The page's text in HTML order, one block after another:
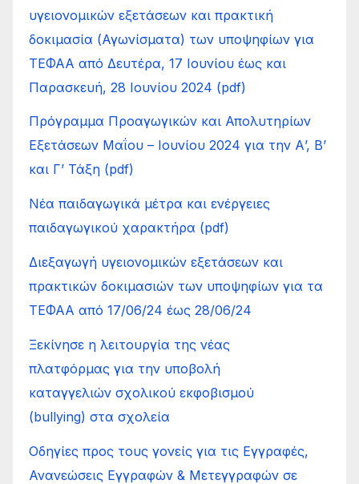
υγειονομικών εξετάσεων και πρακτική
δοκιμασία (Αγωνίσματα) των υποψηφίων για
ΤΕΦΑΑ από Δευτέρα, 17 Ιουνίου έως και
Παρασκευή, 28 Ιουνίου 2024 (pdf)
Πρόγραμμα Προαγωγικών και Απολυτηρίων
Εξετάσεων Μαΐου – Ιουνίου 2024 για την Α’, Β’
και Γ’ Τάξη (pdf)
Νέα παιδαγωγικά μέτρα και ενέργειες
παιδαγωγικού χαρακτήρα (pdf)
Διεξαγωγή υγειονομικών εξετάσεων και
πρακτικών δοκιμασιών των υποψηφίων για τα
ΤΕΦΑΑ από 17/06/24 έως 28/06/24
Ξεκίνησε η λειτουργία της νέας
πλατφόρμας για την υποβολή
καταγγελιών σχολικού εκφοβισμού
(bullying) στα σχολεία
Οδηγίες προς τους γονείς για τις Εγγραφές,
Ανανεώσεις Εγγραφών & Μετεγγραφών σε